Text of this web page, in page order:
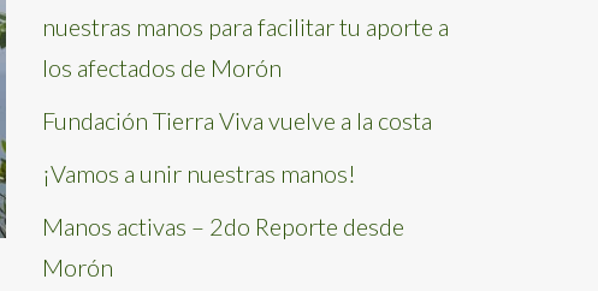
nuestras manos para facilitar tu aporte a
los afectados de Morón
Fundación Tierra Viva vuelve a la costa
¡Vamos a unir nuestras manos!
Manos activas – 2do Reporte desde
Morón